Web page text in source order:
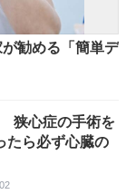
勧める「簡単デ
狭心症の手術を
たら必ず心臓の